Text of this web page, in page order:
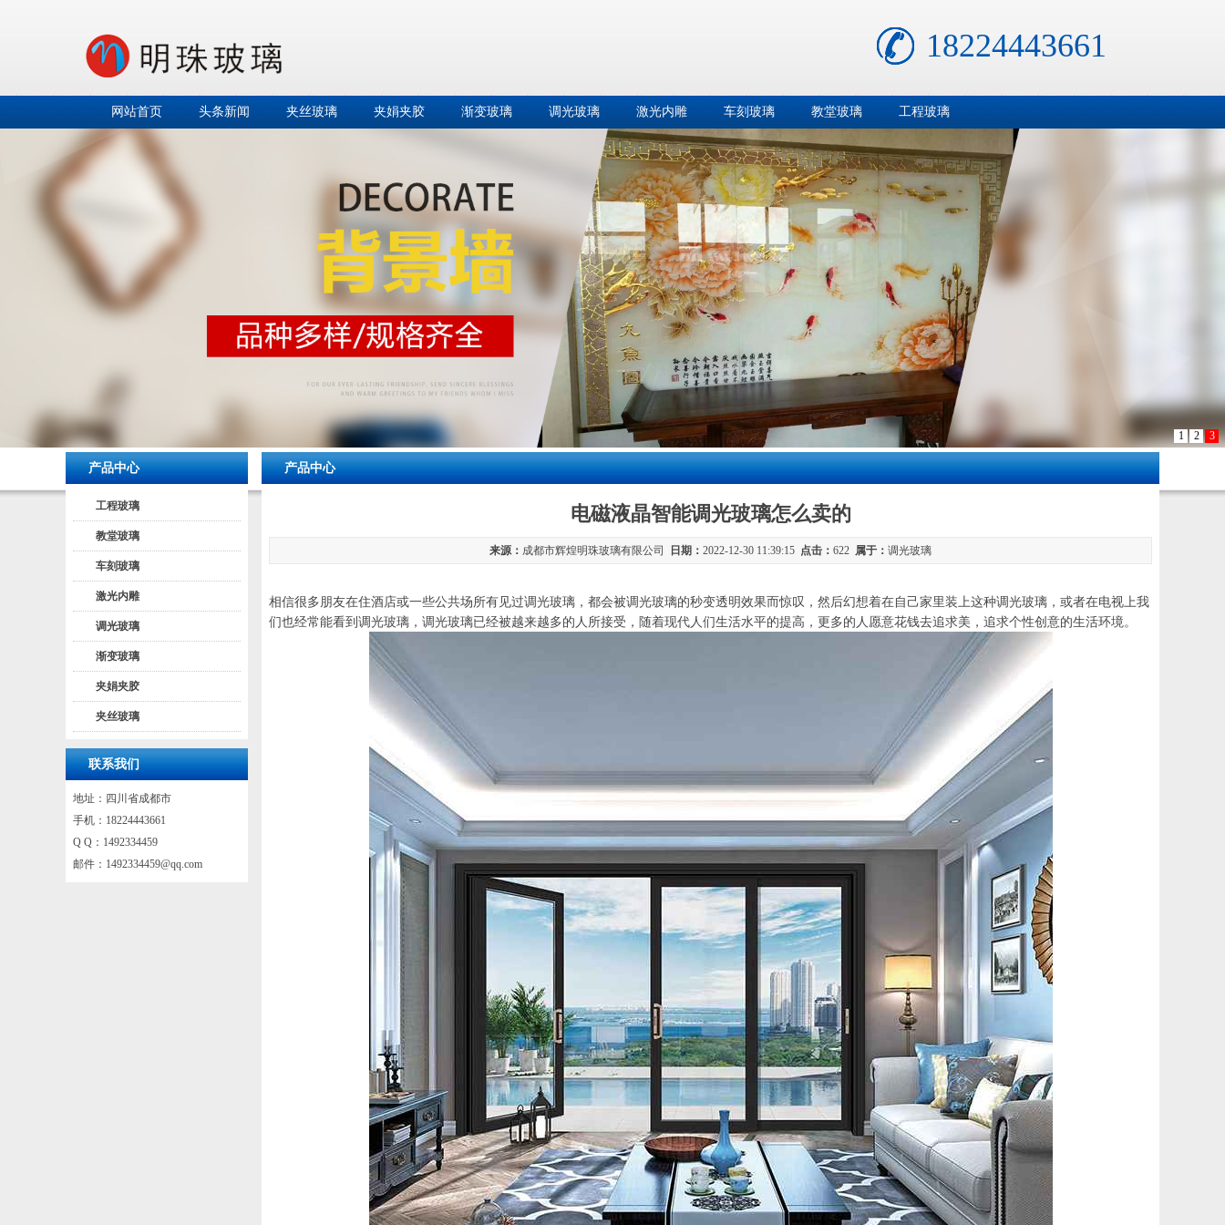
18224443661
网站首页 头条新闻 夹丝玻璃 夹娟夹胶 渐变玻璃 调光玻璃 激光内雕 车刻玻璃 教堂玻璃 工程玻璃
1 2 3
产品中心
工程玻璃
教堂玻璃
车刻玻璃
激光内雕
调光玻璃
渐变玻璃
夹娟夹胶
夹丝玻璃
联系我们
地址：四川省成都市
手机：18224443661
Q Q：1492334459
邮件： 1492334459@qq.com
产品中心
电磁液晶智能调光玻璃怎么卖的
来源： 成都市辉煌明珠玻璃有限公司 日期： 2022-12-30 11:39:15 点击： 622 属于： 调光玻璃
相信很多朋友在住酒店或一些公共场所有见过调光玻璃，都会被调光玻璃的秒变透明效果而惊叹，然后幻想着在自己家里装上这种调光玻璃，或者在电视上我
们也经常能看到调光玻璃，调光玻璃已经被越来越多的人所接受，随着现代人们生活水平的提高，更多的人愿意花钱去追求美，追求个性创意的生活环境。